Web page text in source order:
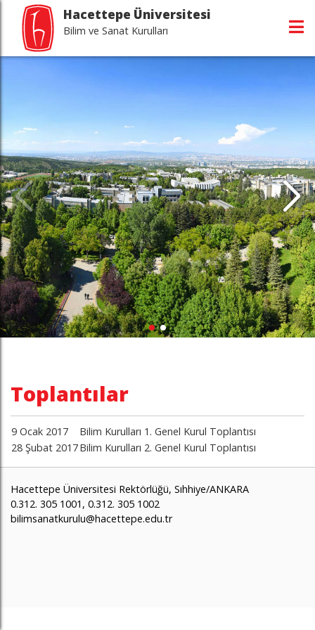
Hacettepe Üniversitesi
Bilim ve Sanat Kurulları
Toplantılar
9 Ocak 2017
Bilim Kurulları 1. Genel Kurul Toplantısı
28 Şubat 2017Bilim Kurulları 2. Genel Kurul Toplantısı
Hacettepe Üniversitesi Rektörlüğü, Sıhhiye/ANKARA
0.312. 305 1001, 0.312. 305 1002
bilimsanatkurulu@hacettepe.edu.tr